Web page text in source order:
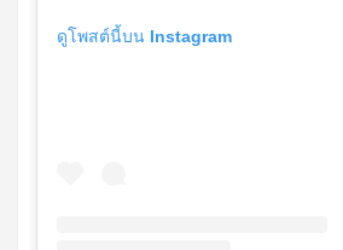
ดูโพสต์นี้บน Instagram